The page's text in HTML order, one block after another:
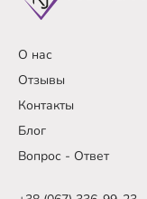
О нас
Отзывы
Контакты
Блог
Вопрос - Ответ